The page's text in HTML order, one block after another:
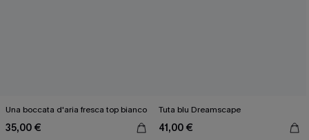
Una boccata d'aria fresca top bianco
35,00 €
Tuta blu Dreamscape
41,00 €